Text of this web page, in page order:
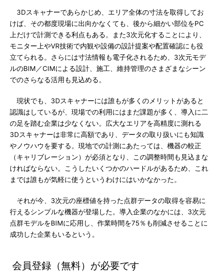
3Dスキャナーであらかじめ、エリア全体の寸法を取得してお
けば、その都度現場に出向かなくても、後から細かい部位をPC
上だけで計測できる利点もある。また3次元化することにより、
モニター上やVR技術で内観や設備の設計提案や配置確認にも役
立てられる。さらには寸法情報も電子化されるため、3次元モデ
ルのBIM／CIMによる設計、施工、維持管理のさまざまなシーン
でのさらなる活用も見込める。
現状でも、3Dスキャナーには誰もが多くのメリットがあると
認識はしているが、現場での利用にはまだ課題が多く、導入に二
の足を踏む企業は少なくない。広大なエリアを高精度に測れる
3Dスキャナーは非常に高額であり、データの取り扱いにも知識
やノウハウを要する。現地での計測にあたっては、機器の較正
（キャリブレーション）が必須となり、この調整時間も見込まな
ければならない。こうしたいくつかのハードルがあるため、これ
までは誰もが気軽に使うというわけにはいかなかった。
それが今、3次元の座標値を持った点群データの取得を容易に
行えるシンプルな機器が登場した。導入企業のなかには、3次元
点群モデルをBIMに応用し、作業時間を75％も削減させることに
成功した企業もいるという。
会員登録（無料）が必要です